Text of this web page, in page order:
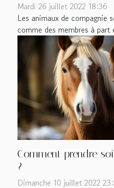
Mardi 26 juillet 2022 18:36
Les animaux de compagnie
comme des membres à part
Comment prendre
?
Dimanche 10 juillet 2022